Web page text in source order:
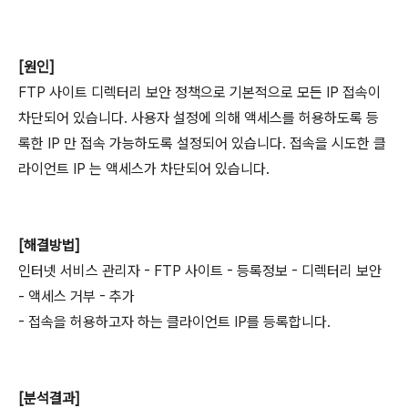
[원인]
FTP 사이트 디렉터리 보안 정책으로 기본적으로 모든 IP 접속이
차단되어 있습니다. 사용자 설정에 의해 액세스를 허용하도록 등
록한 IP 만 접속 가능하도록 설정되어 있습니다. 접속을 시도한 클
라이언트 IP 는 액세스가 차단되어 있습니다.
[해결방법]
인터넷 서비스 관리자 - FTP 사이트 - 등록정보 - 디렉터리 보안
- 액세스 거부 - 추가
- 접속을 허용하고자 하는 클라이언트 IP를 등록합니다.
[분석결과]